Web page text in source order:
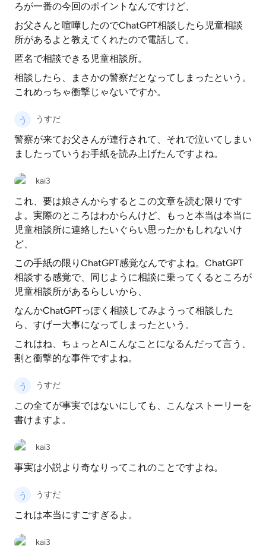
ろが一番の今回のポイントなんですけど、
お父さんと喧嘩したのでChatGPT相談したら児童相談
所があるよと教えてくれたので電話して。
匿名で相談できる児童相談所。
相談したら、まさかの警察だとなってしまったという。
これめっちゃ衝撃じゃないですか。
うすだ
警察が来てお父さんが連行されて、それで泣いてしまい
ましたっていうお手紙を読み上げたんですよね。
kai3
これ、要は娘さんからするとこの文章を読む限りです
よ。実際のところはわからんけど、もっと本当は本当に
児童相談所に連絡したいぐらい思ったかもしれないけ
ど、
この手紙の限りChatGPT感覚なんですよね。ChatGPT
相談する感覚で、同じように相談に乗ってくるところが
児童相談所があるらしいから、
なんかChatGPTっぽく相談してみようって相談した
ら、すげー大事になってしまったという。
これはね、ちょっとAIこんなことになるんだって言う、
割と衝撃的な事件ですよね。
うすだ
この全てが事実ではないにしても、こんなストーリーを
書けますよ。
kai3
事実は小説より奇なりってこれのことですよね。
うすだ
これは本当にすごすぎるよ。
kai3